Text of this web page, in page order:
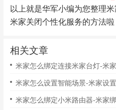
以上就是华军小编为您整理
米家关闭个性化服务的方法啦
相关文章
米家怎么绑定连接米家台灯-米
米家怎么设置智能场景-米家设
米家怎么绑定小米路由器-米家